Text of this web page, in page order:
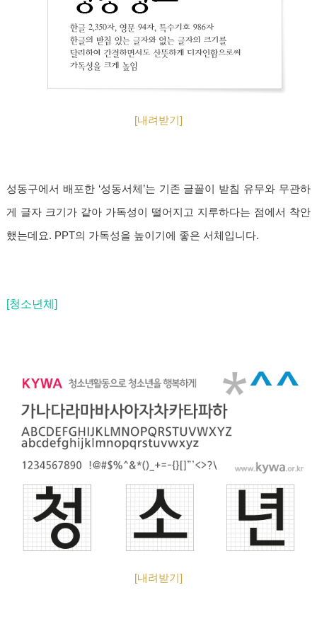
[내려받기]
성동구에서 배포한 ‘성동서체’는 기존 글꼴이 받침 유무와 무관하
게 글자 크기가 같아 가독성이 떨어지고 지루하다는 점에서 착안
했는데요. PPT의 가독성을 높이기에 좋은 서체입니다.
[청소년체]
[내려받기]